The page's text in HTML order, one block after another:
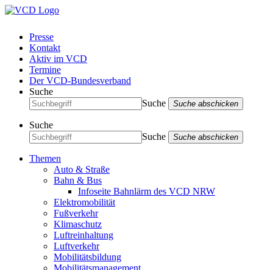
Presse
Kontakt
Aktiv im VCD
Termine
Der VCD-Bundesverband
Suche
Suche
Suche abschicken
Suche
Suche
Suche abschicken
Themen
Auto & Straße
Bahn & Bus
Infoseite Bahnlärm des VCD NRW
Elektromobilität
Fußverkehr
Klimaschutz
Luftreinhaltung
Luftverkehr
Mobilitätsbildung
Mobilitätsmanagement